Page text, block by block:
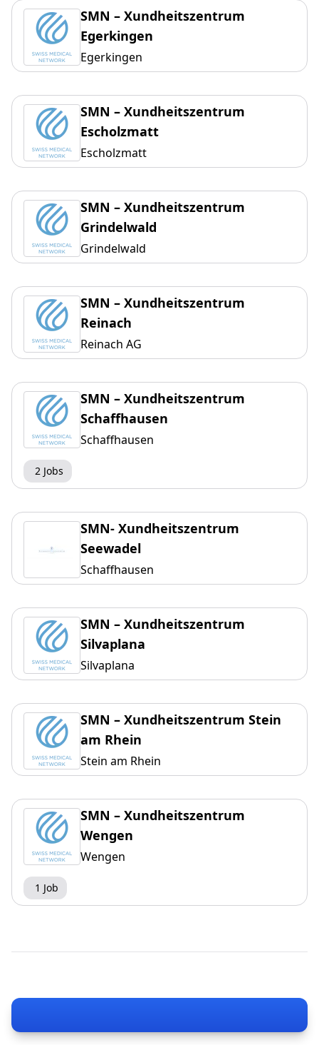
SMN – Xundheitszentrum
Egerkingen
Egerkingen
SMN – Xundheitszentrum
Escholzmatt
Escholzmatt
SMN – Xundheitszentrum
Grindelwald
Grindelwald
SMN – Xundheitszentrum
Reinach
Reinach AG
SMN – Xundheitszentrum
Schaffhausen
Schaffhausen
2 Jobs
SMN- Xundheitszentrum
Seewadel
Schaffhausen
SMN – Xundheitszentrum
Silvaplana
Silvaplana
SMN – Xundheitszentrum Stein
am Rhein
Stein am Rhein
SMN – Xundheitszentrum
Wengen
Wengen
1 Job